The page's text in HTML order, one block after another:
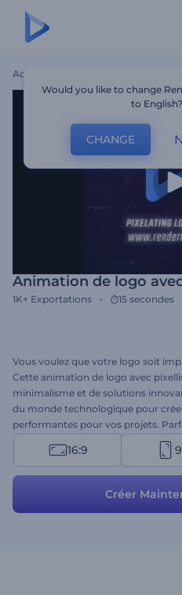
Accueil
Animation de logo
1K+ Exportations 15 secondes
Vous voulez que votre logo soit
Cette animation de logo avec
minimalisme et de solutions
du monde technologique pour
performantes pour vos projets.
techniques, les intros de chaînes
et plus encore ! Ressentez la
16:9
Créer
Would you like to change
to English?
CHANGE